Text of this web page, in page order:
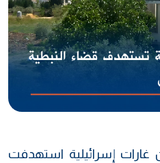
إسرائيلية استهدفت